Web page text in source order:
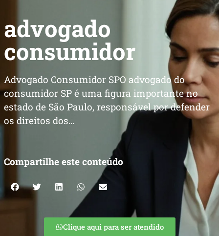
advogado
consumidor
Advogado Consumidor SPO advogado do
consumidor SP é uma figura importante no
estado de São Paulo, responsável por defender
os direitos dos…
Compartilhe este conteúdo
Clique aqui para ser atendido